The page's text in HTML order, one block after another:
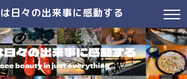
日々の出来事に感動する